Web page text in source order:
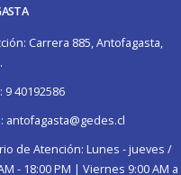
Carrera 885, Antofagasta,
9 40192586
antofagasta@gedes.cl
de Atención: Lunes - jueves /
- 18:00 PM | Viernes 9:00 AM a